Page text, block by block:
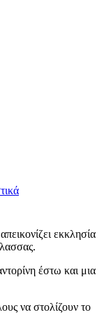
εκκλησία
έστω και μια
να στολίζουν το